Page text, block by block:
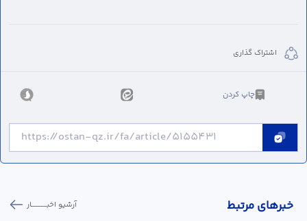
اشتراک گذاری
چاپ کردن
خبر‌های مرتبط آرشیو اخبـــــــــــار